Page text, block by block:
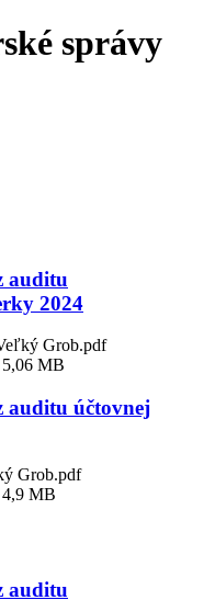
správy
auditu
2024
Grob.pdf
MB
auditu účtovnej
Grob.pdf
MB
auditu